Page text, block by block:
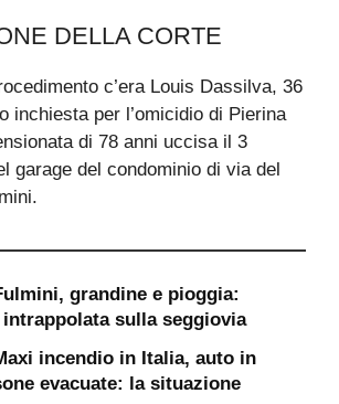
DELLA CORTE
c’era Louis Dassilva, 36
inchiesta per l’omicidio di Pierina
di 78 anni uccisa il 3
garage del condominio di via del
grandine e pioggia:
sulla seggiovia
incendio in Italia, auto in
evacuate: la situazione